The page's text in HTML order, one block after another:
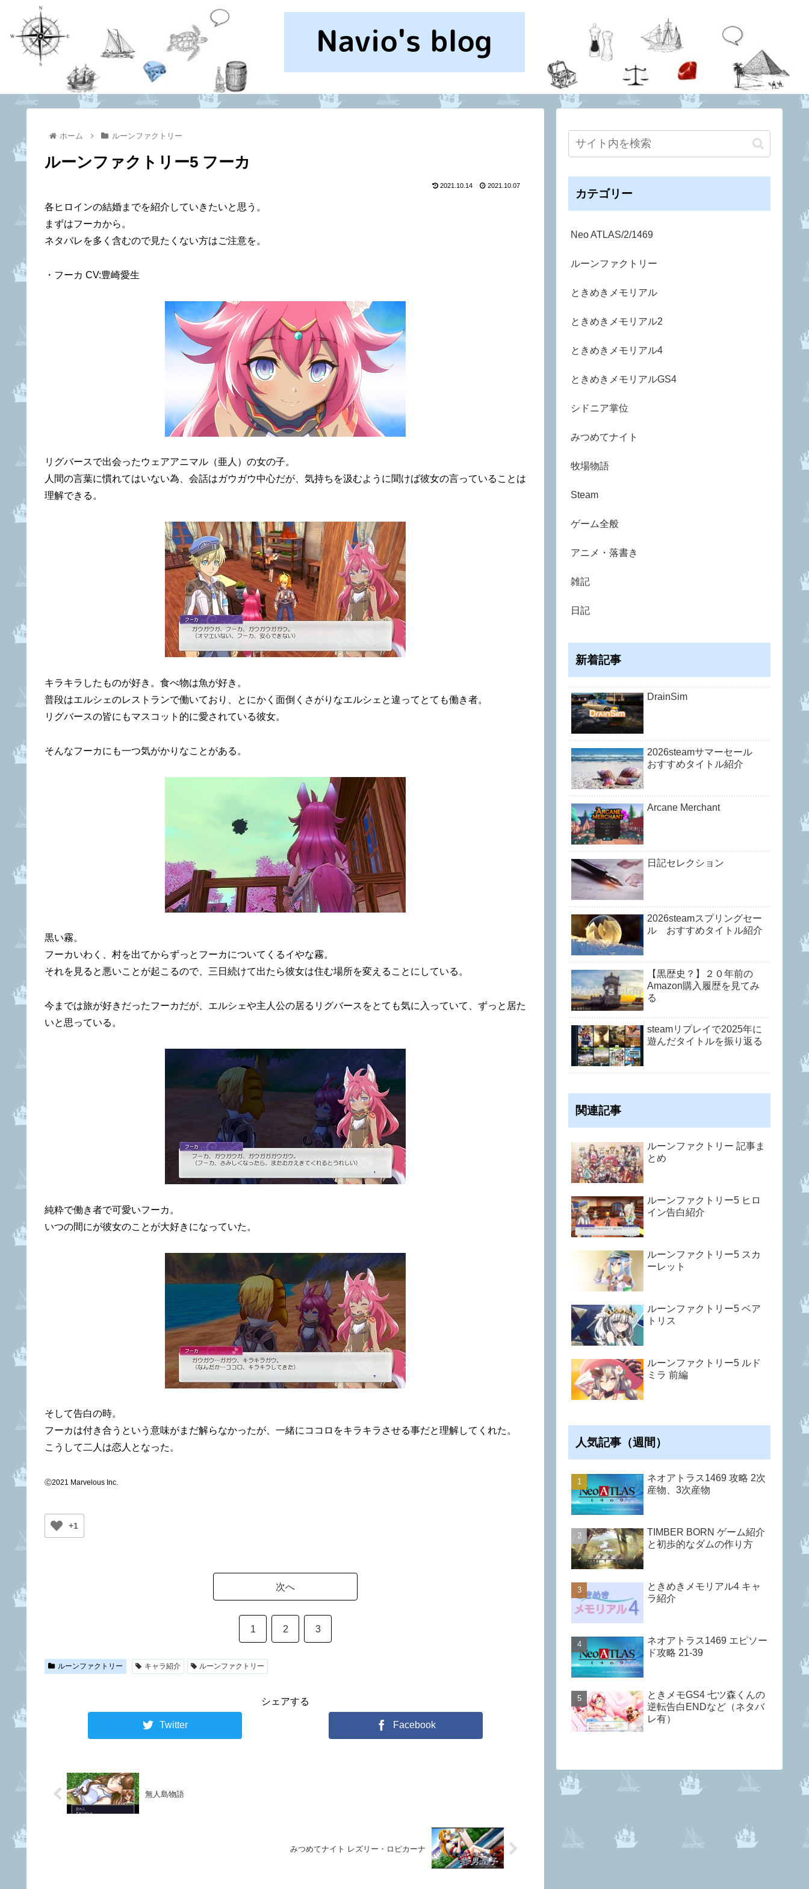
ホーム ルーンファクトリー
ルーンファクトリー5 フーカ
2021.10.14 2021.10.07
各ヒロインの結婚までを紹介していきたいと思う。
まずはフーカから。
ネタバレを多く含むので見たくない方はご注意を。
・フーカ CV:豊崎愛生
リグバースで出会ったウェアアニマル（亜人）の女の子。
人間の言葉に慣れてはいない為、会話はガウガウ中心だが、気持ちを汲むように聞けば彼女の言っていることは
理解できる。
キラキラしたものが好き。食べ物は魚が好き。
普段はエルシェのレストランで働いており、とにかく面倒くさがりなエルシェと違ってとても働き者。
リグバースの皆にもマスコット的に愛されている彼女。
そんなフーカにも一つ気がかりなことがある。
黒い霧。
フーカいわく、村を出てからずっとフーカについてくるイやな霧。
それを見ると悪いことが起こるので、三日続けて出たら彼女は住む場所を変えることにしている。
今までは旅が好きだったフーカだが、エルシェや主人公の居るリグバースをとても気に入っていて、ずっと居た
いと思っている。
純粋で働き者で可愛いフーカ。
いつの間にが彼女のことが大好きになっていた。
そして告白の時。
フーカは付き合うという意味がまだ解らなかったが、一緒にココロをキラキラさせる事だと理解してくれた。
こうして二人は恋人となった。
Ⓒ2021 Marvelous Inc.
+1
次へ
1 2 3
ルーンファクトリー キャラ紹介 ルーンファクトリー
シェアする
Twitter Facebook
無人島物語
みつめてナイト レズリー・ロピカーナ
カテゴリー
Neo ATLAS/2/1469
ルーンファクトリー
ときめきメモリアル
ときめきメモリアル2
ときめきメモリアル4
ときめきメモリアルGS4
シドニア掌位
みつめてナイト
牧場物語
Steam
ゲーム全般
アニメ・落書き
雑記
日記
新着記事
DrainSim
2026steamサマーセール
おすすめタイトル紹介
Arcane Merchant
日記セレクション
2026steamスプリングセー
ル おすすめタイトル紹介
【黒歴史？】２０年前の
Amazon購入履歴を見てみ
る
steamリプレイで2025年に
遊んだタイトルを振り返る
関連記事
ルーンファクトリー 記事ま
とめ
ルーンファクトリー5 ヒロ
イン告白紹介
ルーンファクトリー5 スカ
ーレット
ルーンファクトリー5 ベア
トリス
ルーンファクトリー5 ルド
ミラ 前編
人気記事（週間）
ネオアトラス1469 攻略 2次
産物、3次産物
TIMBER BORN ゲーム紹介
と初歩的なダムの作り方
ときめきメモリアル4 キャ
ラ紹介
ネオアトラス1469 エピソー
ド攻略 21-39
ときメモGS4 七ツ森くんの
逆転告白ENDなど（ネタバ
レ有）